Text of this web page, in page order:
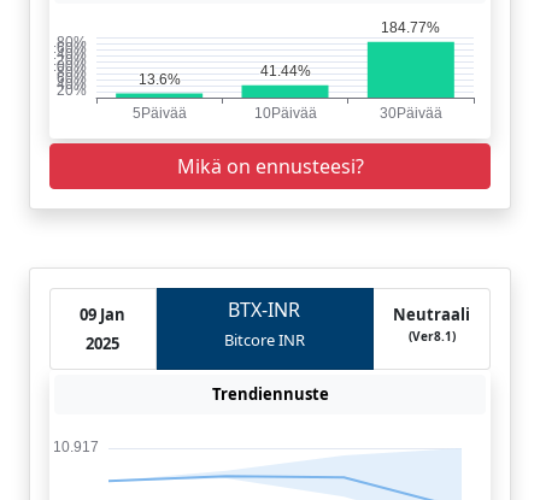
Mikä on ennusteesi?
09 Jan
2025
BTX-INR
Bitcore INR
Neutraali
(Ver8.1)
Trendiennuste